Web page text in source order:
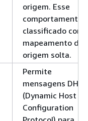
origem. Esse
comportamento
classificado como
mapeamento de
origem solta.
Permite
mensagens DHCP
(Dynamic Host
Configuration